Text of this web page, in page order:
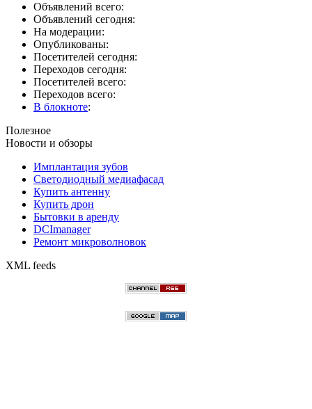
Объявлений всего:
Объявлений сегодня:
На модерации:
Опубликованы:
Посетителей сегодня:
Переходов сегодня:
Посетителей всего:
Переходов всего:
В блокноте:
Полезное
Новости и обзоры
Имплантация зубов
Светодиодный медиафасад
Купить антенну
Купить дрон
Бытовки в аренду
DCImanager
Ремонт микроволновок
XML feeds